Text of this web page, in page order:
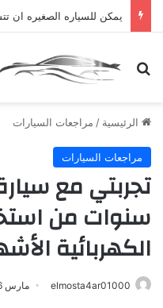
يمكن للسياره الصغيره ان
بحث عن
الرئيسية / مراجعات السيارات
مراجعات السيارات
سنوات من
الكهربائية
elmosta4ar01000 مارس 26, 2024